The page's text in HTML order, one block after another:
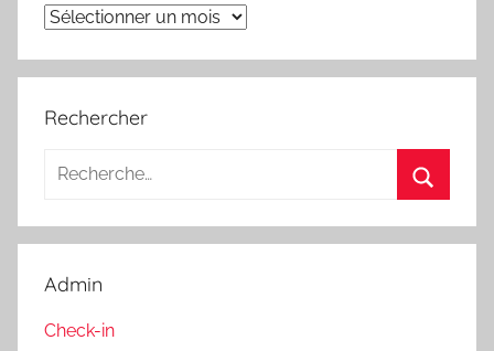
Archives
Rechercher
Recherche
:
Admin
Check-in